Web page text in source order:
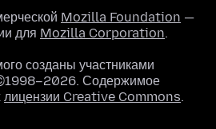
Mozilla Foundation —
для Mozilla Corporation.
созданы участниками
Содержимое
лицензии Creative Commons.